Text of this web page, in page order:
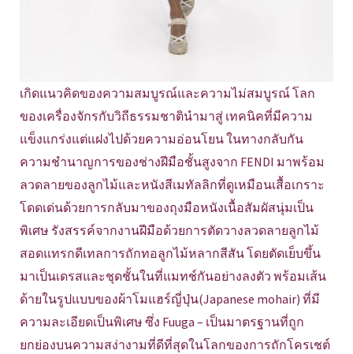
เกิดแนวคิดของความสมบูรณ์และความไม่สมบูรณ์ โลก
ของเครื่องจักรกับวิถีธรรมชาตินำมาสู่ เทคนิคที่มีความ
แข็งแกร่งแต่แฝงไปด้วยความอ่อนโยน ในทางกลับกัน
ความชำนาญการของช่างฝีมือชั้นสูงจาก FENDI มาพร้อม
ลวดลายของลูกไม้และหนังสีเมทัลลิกที่ดูเหมือนเสื้อเกราะ
โดดเด่นด้วยการกลับมาของถุงมือหนังเนื้อสัมผัสนุ่มเป็น
พิเศษ รังสรรค์จากงานฝีมือด้วยการตัดวางลวดลายลูกไม้
สอดแทรกดีเทลการถักทอลูกไม้หลากสีสัน โดยตัดเย็บขึ้น
มาเป็นเดรสและชุดชั้นในที่แมทช์กันอย่างลงตัว พร้อมเส้น
ด้ายในรูปแบบของผ้าโมแฮร์ญี่ปุ่น(Japanese mohair) ที่มี
ความละเอียดเป็นพิเศษ ซึ่ง Fuuga – เป็นมาตรฐานที่ถูก
ยกย่องบนความสง่างามที่ดีที่สุดในโลกของการถักโครเชต์